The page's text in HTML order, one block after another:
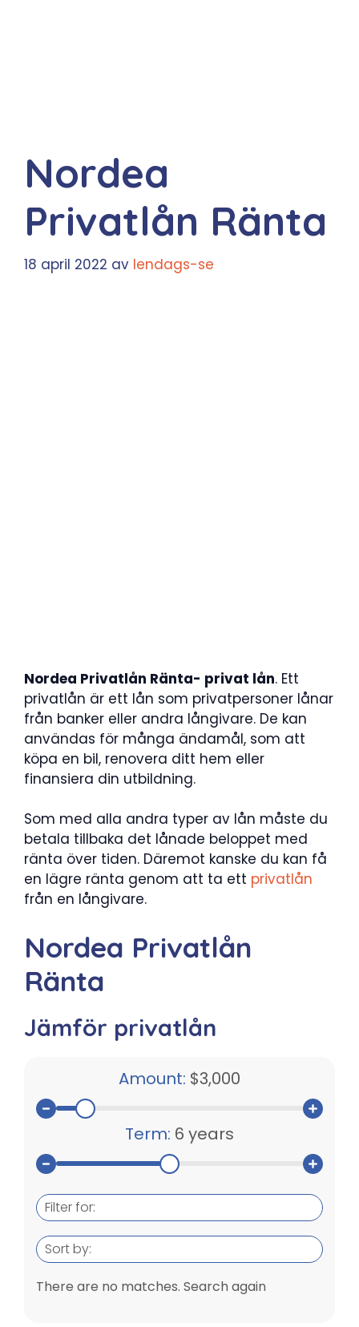
Nordea
Privatlån Ränta
18 april 2022 av lendags-se
Nordea Privatlån Ränta- privat lån. Ett
privatlån är ett lån som privatpersoner lånar
från banker eller andra långivare. De kan
användas för många ändamål, som att
köpa en bil, renovera ditt hem eller
finansiera din utbildning.
Som med alla andra typer av lån måste du
betala tillbaka det lånade beloppet med
ränta över tiden. Däremot kanske du kan få
en lägre ränta genom att ta ett privatlån
från en långivare.
Nordea Privatlån
Ränta
Jämför privatlån
Amount: $3,000
Term: 6 years
Filter for:
Sort by:
There are no matches. Search again